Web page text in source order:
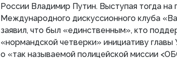
России Владимир Путин. Выступая тогда на
Международного дискуссионного клуба
заявил, что был «единственным», кто
«нормандской четверки» инициативу
о «так называемой полицейской миссии